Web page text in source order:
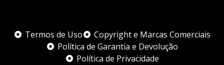
Termos de Uso
Copyright e Marcas Comerciais
Política de Garantia e Devolução
Política de Privacidade